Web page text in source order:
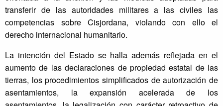
transferir de las autoridades militares a las civiles las
competencias sobre Cisjordana, violando con ello el
derecho internacional humanitario.
La intención del Estado se halla además reflejada en el
aumento de las declaraciones de propiedad estatal de las
tierras, los procedimientos simplificados de autorización de
asentamientos, la expansión acelerada de los